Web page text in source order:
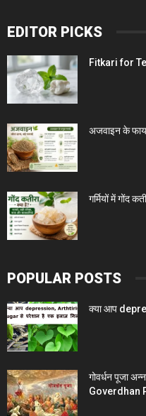
EDITOR PICKS
Fitkari for
अजवाइन के
गर्मियों में गोंद
POPULAR POSTS
क्या आप
गोवर्धन पूजा
Goverdhan